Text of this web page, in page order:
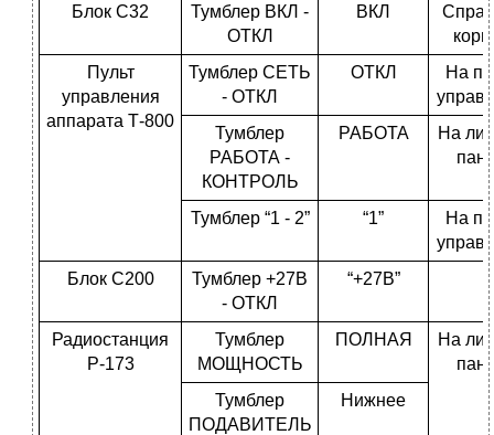
Блок С32
Тумблер ВКЛ -
ОТКЛ
ВКЛ
Пульт
управления
аппарата Т-800
Тумблер СЕТЬ
- ОТКЛ
ОТКЛ
На
Тумблер
РАБОТА -
КОНТРОЛЬ
РАБОТА
На
Тумблер “1 - 2” “1”
На
Блок С200
Тумблер +27В
- ОТКЛ
“+27B”
Радиостанция
Р-173
Тумблер
МОЩНОСТЬ
ПОЛНАЯ
На
Тумблер
ПОДАВИТЕЛЬ
Нижнее